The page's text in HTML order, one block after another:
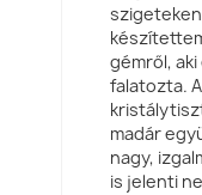
gémről,
falatozta.
madár
nagy,
is jelenti